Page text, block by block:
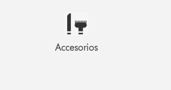
Accesorios